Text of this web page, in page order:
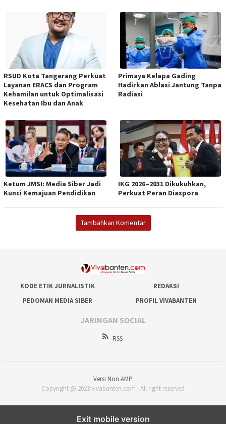
RSUD Kota Tangerang Perkuat
Layanan ERACS dan Program
Kehamilan untuk Optimalisasi
Kesehatan Ibu dan Anak
Primaya Kelapa Gading
Hadirkan Ablasi Jantung Tanpa
Radiasi
Ketum JMSI: Media Siber Jadi
Kunci Kemajuan Pendidikan
IKG 2026–2031 Dikukuhkan,
Perkuat Peran Diaspora
Tambahkan Komentar
KODE ETIK JURNALISTIK
REDAKSI
PEDOMAN MEDIA SIBER
PROFIL VIVABANTEN
JARINGAN SOCIAL
RSS
Versi Non AMP
Copyright @ 2023 vivabanten.com | All right reserved
Exit mobile version